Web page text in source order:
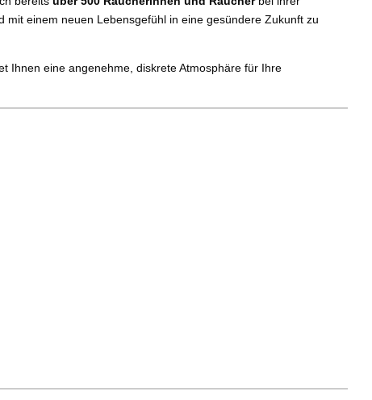
einem neuen Lebensgefühl in eine gesündere Zukunft zu
Ihnen eine angenehme, diskrete Atmosphäre für Ihre